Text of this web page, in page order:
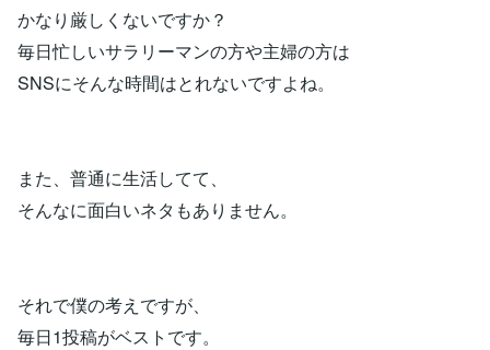
かなり厳しくないですか？
毎日忙しいサラリーマンの方や主婦の方は
SNSにそんな時間はとれないですよね。
また、普通に生活してて、
そんなに面白いネタもありません。
それで僕の考えですが、
毎日1投稿がベストです。